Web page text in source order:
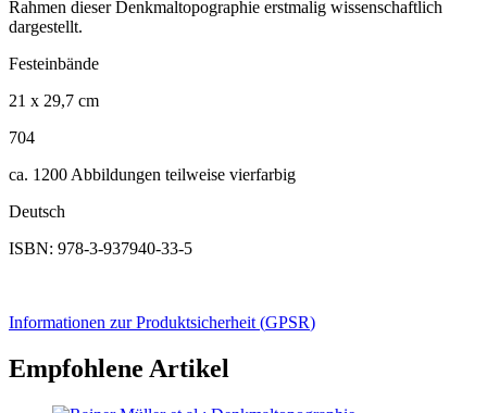
Rahmen dieser Denkmaltopographie erstmalig wissenschaftlich
dargestellt.
Festeinbände
21 x 29,7 cm
704
ca. 1200 Abbildungen teilweise vierfarbig
Deutsch
ISBN: 978-3-937940-33-5
Informationen zur Produktsicherheit (GPSR)
Empfohlene Artikel